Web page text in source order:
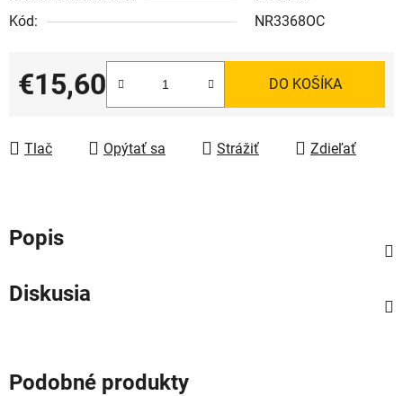
Kód:
NR3368OC
€15,60
Jednotková cena:
DO KOŠÍKA
Tlač Opýtať sa Strážiť Zdieľať
Popis
Diskusia
Podobné produkty